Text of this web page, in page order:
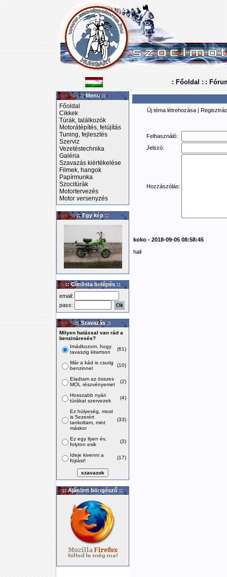
: Főoldal : :
:: Menü ::
Főoldal
Cikkek
Túrák, találkozók
Motorátépítés, felújítás
Tuning, fejlesztés
Szerviz
Vezetéstechnika
Galéria
Szavazás kiértékelése
Filmek, hangok
Papírmunka
Szocitúrák
Motortervezés
Motor versenyzés
:: Egy kép ::
:: Címlista belépés ::
email:
pass:
:: Szavazás ::
Milyen hatással van rád a
benzináresés?
Imádkozom, hogy
tavaszig kitartson
(61)
Már a kád is csurig
benzinnel
(10)
Eladtam az összes
MOL részvényemet
(2)
Hosszabb nyári
túrákat szervezek
(4)
Ez hülyeség, most
is 5ezerért
tankoltam, mint
máskor
(33)
Ez egy ilyen év,
folyton esik
(3)
Ideje kivenni a
fojtást!
(17)
:: Ajánlott böngésző ::
Új téma létrehozása |
Felhasználó:
Jelszó:
Hozzászólás:
koko - 2018-09-05 08:58:45
hali